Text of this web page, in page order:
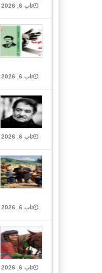
ئاب 6, 2026
ئاب 6, 2026
ئاب 6, 2026
ئاب 6, 2026
ئاب 6, 2026